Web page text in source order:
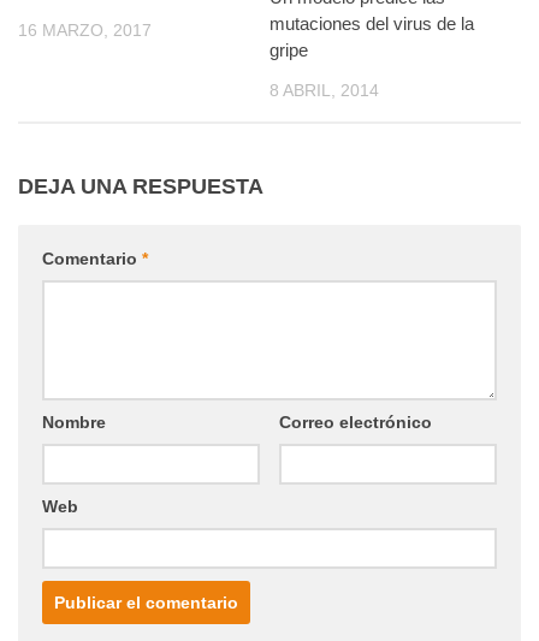
16 MARZO, 2017
mutaciones del virus de la
gripe
8 ABRIL, 2014
DEJA UNA RESPUESTA
Comentario *
Nombre Correo electrónico
Web